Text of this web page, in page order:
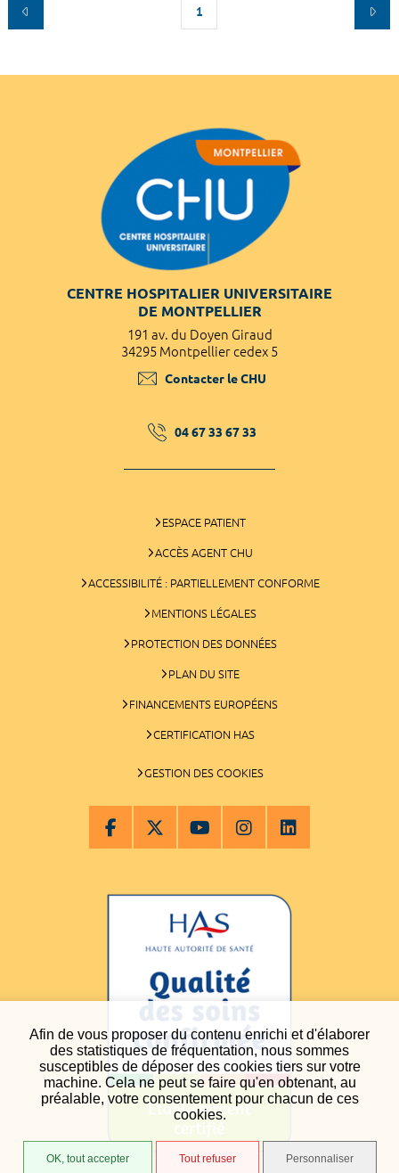
Afin de vous proposer du contenu enrichi et d'élaborer
des statistiques de fréquentation, nous sommes
susceptibles de déposer des cookies tiers sur votre
machine. Cela ne peut se faire qu'en obtenant, au
préalable, votre consentement pour chacun de ces
cookies.
OK, tout accepter Tout refuser Personnaliser
1
CENTRE HOSPITALIER UNIVERSITAIRE
DE MONTPELLIER
191 av. du Doyen Giraud
34295 Montpellier cedex 5
Contacter le CHU
04 67 33 67 33
ESPACE PATIENT
ACCÈS AGENT CHU
ACCESSIBILITÉ : PARTIELLEMENT CONFORME
MENTIONS LÉGALES
PROTECTION DES DONNÉES
PLAN DU SITE
FINANCEMENTS EUROPÉENS
CERTIFICATION HAS
GESTION DES COOKIES